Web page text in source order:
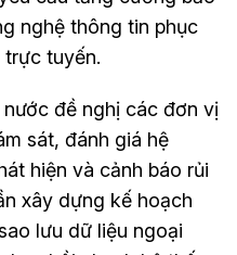
nghệ thông tin phục
tuyến.
đề nghị các đơn vị
sát, đánh giá hệ
hiện và cảnh báo rủi
xây dựng kế hoạch
lưu dữ liệu ngoại